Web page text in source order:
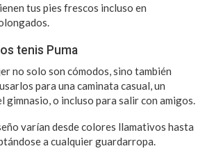
tus pies frescos incluso en
tenis Puma
no solo son cómodos, sino también
para una caminata casual, un
gimnasio, o incluso para salir con amigos.
varían desde colores llamativos hasta
a cualquier guardarropa.